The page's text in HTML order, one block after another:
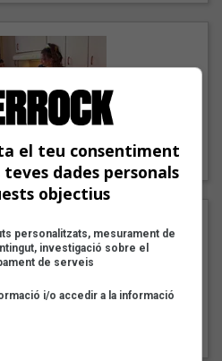
y María
el teu consentiment
dades personals
objectius
personalitzats, mesurament de
investigació sobre el
de serveis
i/o accedir a la informació